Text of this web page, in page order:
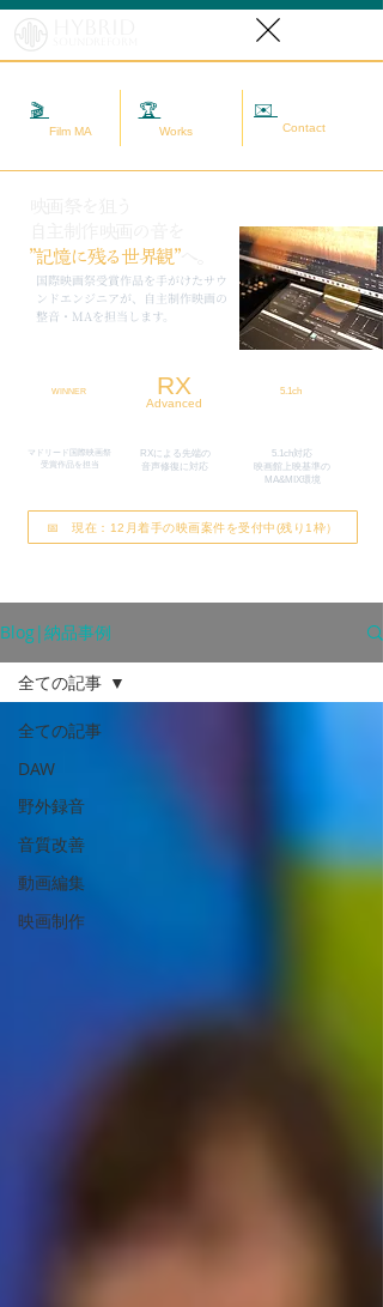
🎬
Film MA
🏆
Works
✉️
Contact
​国際映画祭受賞作品を手がけたサウ
ンドエンジニアが、自主制作映画の
整音・MAを担当します。
”記憶に残る世界観”へ。
WINNER RX
Advanced
マドリード国際映画祭
​受賞作品を担当
RXによる先端の
​音声修復に対応
5.1ch
5.1ch対応
映画館上映基準の
MA&MIX環境
📅 現在：12月着手の映画案件を受付中(残り1枠）
Blog|納品事例
全ての記事
DAW
野外録音
音質改善
動画編集
映画制作
全ての記事